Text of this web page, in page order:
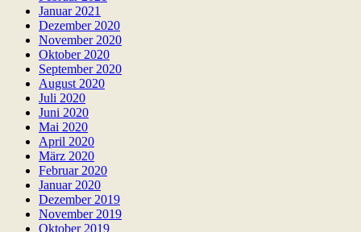
Januar 2021
Dezember 2020
November 2020
Oktober 2020
September 2020
August 2020
Juli 2020
Juni 2020
Mai 2020
April 2020
März 2020
Februar 2020
Januar 2020
Dezember 2019
November 2019
Oktober 2019